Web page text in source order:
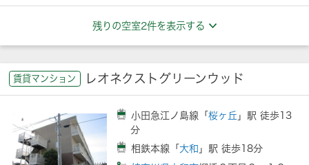
残りの空室2件を表示する
賃貸マンション レオネクストグリーンウッド
小田急江ノ島線「桜ヶ丘 」駅 徒歩13
分
相鉄本線「 大和 」駅 徒歩18分